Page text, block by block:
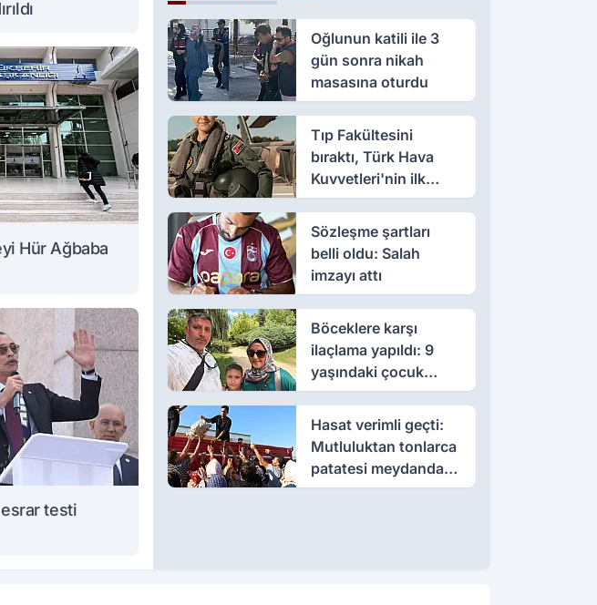
Hür Ağbaba
testi
Oğlunun katili ile 3
gün sonra nikah
masasına oturdu
Tıp Fakültesini
bıraktı, Türk Hava
Kuvvetleri'nin ilk
kadın paşası oldu
Sözleşme şartları
belli oldu: Salah
imzayı attı
Böceklere karşı
ilaçlama yapıldı: 9
yaşındaki çocuk
öldü, annesi yoğun
bakımda
Hasat verimli geçti:
Mutluluktan tonlarca
patatesi meydanda
dağıttı